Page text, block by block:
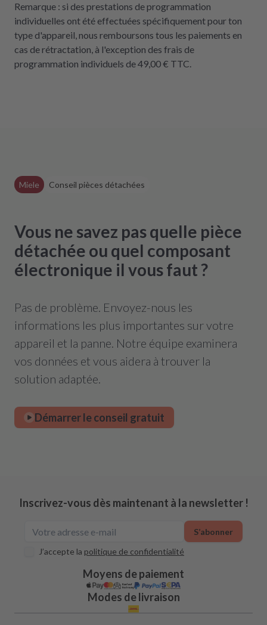
Remarque : si des prestations de programmation
individuelles ont été effectuées spécifiquement pour ton
type d'appareil, nous remboursons tous les paiements en
cas de rétractation, à l'exception des frais de
programmation individuels de 49,00 € TTC.
Miele Conseil pièces détachées
Vous ne savez pas quelle pièce
détachée ou quel composant
électronique il vous faut ?
Pas de problème. Envoyez-nous les
informations les plus importantes sur votre
appareil et la panne. Notre équipe examinera
vos données et vous aidera à trouver la
solution adaptée.
Démarrer le conseil gratuit
Inscrivez-vous dès maintenant à la newsletter !
J’accepte la politique de confidentialité
S’abonner
Moyens de paiement
Modes de livraison